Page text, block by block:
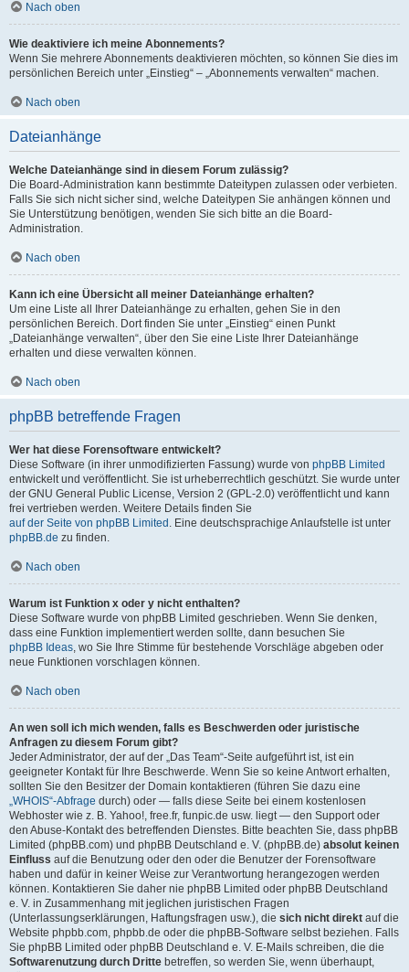
Nach oben
Wie deaktiviere ich meine Abonnements?
Wenn Sie mehrere Abonnements deaktivieren möchten, so können Sie dies im
persönlichen Bereich unter „Einstieg“ – „Abonnements verwalten“ machen.
Nach oben
Dateianhänge
Welche Dateianhänge sind in diesem Forum zulässig?
Die Board-Administration kann bestimmte Dateitypen zulassen oder verbieten.
Falls Sie sich nicht sicher sind, welche Dateitypen Sie anhängen können und
Sie Unterstützung benötigen, wenden Sie sich bitte an die Board-
Administration.
Nach oben
Kann ich eine Übersicht all meiner Dateianhänge erhalten?
Um eine Liste all Ihrer Dateianhänge zu erhalten, gehen Sie in den
persönlichen Bereich. Dort finden Sie unter „Einstieg“ einen Punkt
„Dateianhänge verwalten“, über den Sie eine Liste Ihrer Dateianhänge
erhalten und diese verwalten können.
Nach oben
phpBB betreffende Fragen
Wer hat diese Forensoftware entwickelt?
Diese Software (in ihrer unmodifizierten Fassung) wurde von phpBB Limited
entwickelt und veröffentlicht. Sie ist urheberrechtlich geschützt. Sie wurde unter
der GNU General Public License, Version 2 (GPL-2.0) veröffentlicht und kann
frei vertrieben werden. Weitere Details finden Sie
auf der Seite von phpBB Limited . Eine deutschsprachige Anlaufstelle ist unter
phpBB.de zu finden.
Nach oben
Warum ist Funktion x oder y nicht enthalten?
Diese Software wurde von phpBB Limited geschrieben. Wenn Sie denken,
dass eine Funktion implementiert werden sollte, dann besuchen Sie
phpBB Ideas, wo Sie Ihre Stimme für bestehende Vorschläge abgeben oder
neue Funktionen vorschlagen können.
Nach oben
An wen soll ich mich wenden, falls es Beschwerden oder juristische
Anfragen zu diesem Forum gibt?
Jeder Administrator, der auf der „Das Team“-Seite aufgeführt ist, ist ein
geeigneter Kontakt für Ihre Beschwerde. Wenn Sie so keine Antwort erhalten,
sollten Sie den Besitzer der Domain kontaktieren (führen Sie dazu eine
„WHOIS“-Abfrage durch) oder — falls diese Seite bei einem kostenlosen
Webhoster wie z. B. Yahoo!, free.fr, funpic.de usw. liegt — den Support oder
den Abuse-Kontakt des betreffenden Dienstes. Bitte beachten Sie, dass phpBB
Limited (phpBB.com) und phpBB Deutschland e. V. (phpBB.de) absolut keinen
Einfluss auf die Benutzung oder den oder die Benutzer der Forensoftware
haben und dafür in keiner Weise zur Verantwortung herangezogen werden
können. Kontaktieren Sie daher nie phpBB Limited oder phpBB Deutschland
e. V. in Zusammenhang mit jeglichen juristischen Fragen
(Unterlassungserklärungen, Haftungsfragen usw.), die sich nicht direkt auf die
Website phpbb.com, phpbb.de oder die phpBB-Software selbst beziehen. Falls
Sie phpBB Limited oder phpBB Deutschland e. V. E-Mails schreiben, die die
Softwarenutzung durch Dritte betreffen, so werden Sie, wenn überhaupt,